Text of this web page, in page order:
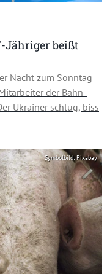
Jähriger beißt
Nacht zum Sonntag
der Bahn-
Ukrainer schlug, biss
Symbolbild: Pixabay